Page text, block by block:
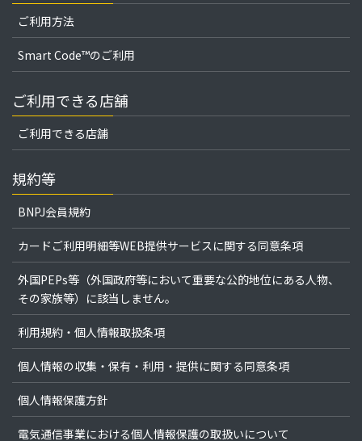
ご利用方法
Smart Code™のご利用
ご利用できる店舗
ご利用できる店舗
規約等
BNPJ会員規約
カードご利用明細等WEB提供サービスに関する同意条項
外国PEPs等（外国政府等において重要な公的地位にある人物、
その家族等）に該当しません。
利用規約・個人情報取扱条項
個人情報の収集・保有・利用・提供に関する同意条項
個人情報保護方針
電気通信事業における個人情報保護の取扱いについて